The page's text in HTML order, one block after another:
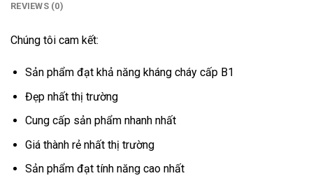
REVIEWS (0)
Chúng tôi cam kết:
Sản phẩm đạt khả năng kháng cháy cấp B1
Đẹp nhất thị trường
Cung cấp sản phẩm nhanh nhất
Giá thành rẻ nhất thị trường
Sản phẩm đạt tính năng cao nhất